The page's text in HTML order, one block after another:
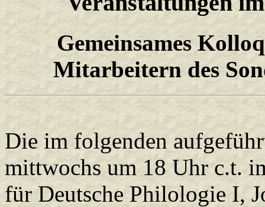
Gemeinsames
Mitarbeitern des
Die im folgenden
mittwochs um 18 Uhr c.t.
für Deutsche Philologie I,